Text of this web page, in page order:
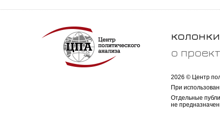
колонки
о
2026 © Центр
При
Отдельные
не